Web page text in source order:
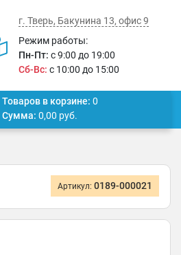
г. Тверь, Бакунина 13, офис 9
Режим работы:
Пн-Пт: с 9:00 до 19:00
Сб-Вс: с 10:00 до 15:00
Товаров в корзине: 0
Сумма: 0,00 руб.
Артикул: 0189-000021